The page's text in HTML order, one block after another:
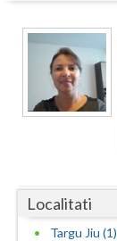
Calarasi
Caras-Severin
Covasna
Dambovita
Localitati
Targu Jiu (1)